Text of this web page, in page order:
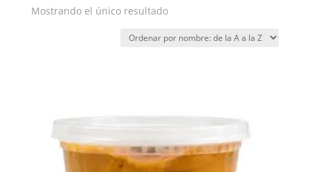
Mostrando el único resultado